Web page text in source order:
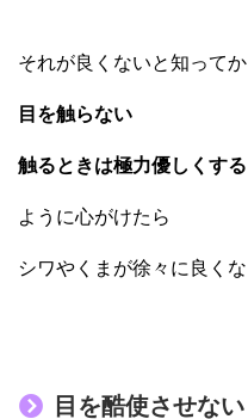
それが良くないと知ってか
目を触らない
触るときは極力優しくする
ように心がけたら
シワやくまが徐々に良く
目を酷使させない